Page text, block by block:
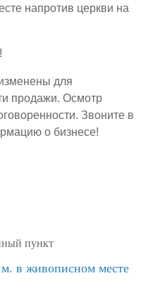
напротив церкви на
для
продажи. Осмотр
Звоните в
о бизнесе!
пункт
в живописном месте